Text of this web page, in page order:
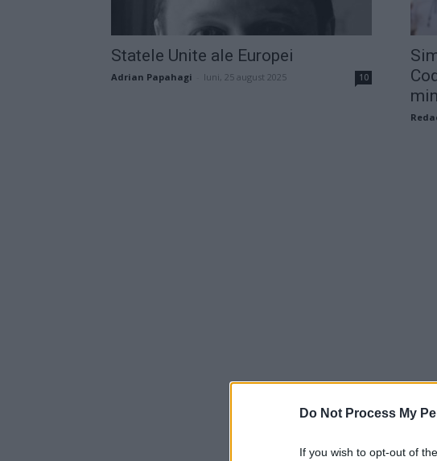
Do Not Process My
If you wish to opt-out of
Statele Unite ale Europei
Adrian Papahagi luni, 25 august 2025 10